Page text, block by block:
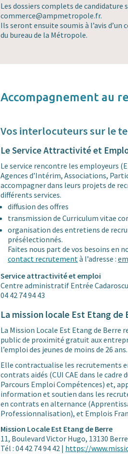
Les dossiers complets de candidature
commerce@ampmetropole.fr.
Ils seront ensuite soumis à l’avis
du bureau de la Métropole.
Accompagnement au
Vos interlocuteurs sur le
Le Service Attractivité et
Le service rencontre les employeurs
Agences d’Intérim, Associations,
accompagner dans leurs projets de
différents services.
diffusion des offres
transmission de Curriculum vitae
organisation des entretiens de
présélectionnés.
Faites nous part de vos besoins en
contact recrutement à l’adresse :
Service attractivité et emploi
Centre administratif Entrée
04 42 74 94 43
La mission locale Est Etang de
La Mission Locale Est Etang de Berre
public de proximité gratuit aux
l’emploi des jeunes de moins de 26 ans.
Elle contractualise les recrutements
contrats aidés (CUI CAE dans le cadre
Parcours Emploi Compétences) et,
information et soutien dans les
en contrats en alternance
Professionnalisation), et Emplois
Mission Locale Est Etang de Berre
11, Boulevard Victor Hugo, 13130
Tél : 04 42 74 94 42 | https://